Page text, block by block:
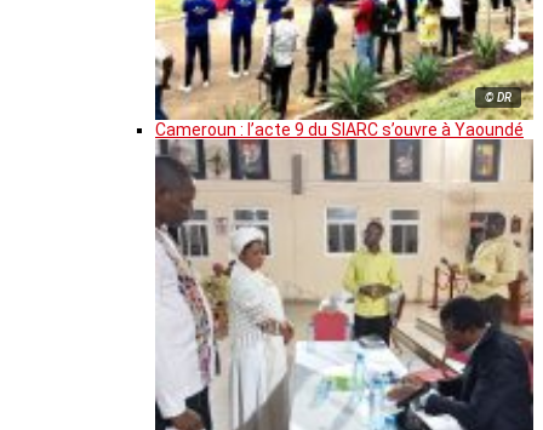
© DR
Cameroun : l’acte 9 du SIARC s’ouvre à Yaoundé